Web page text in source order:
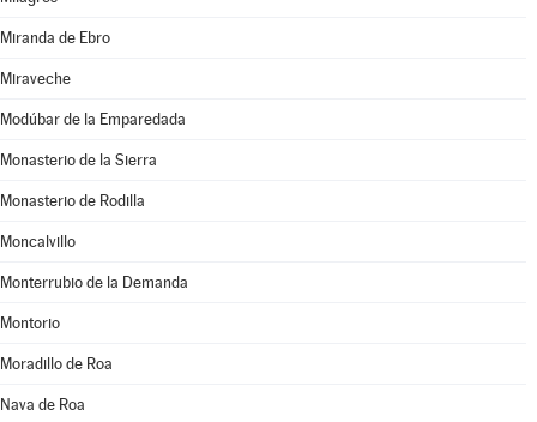
Miranda de Ebro
Miraveche
Modúbar de la Emparedada
Monasterio de la Sierra
Monasterio de Rodilla
Moncalvillo
Monterrubio de la Demanda
Montorio
Moradillo de Roa
Nava de Roa